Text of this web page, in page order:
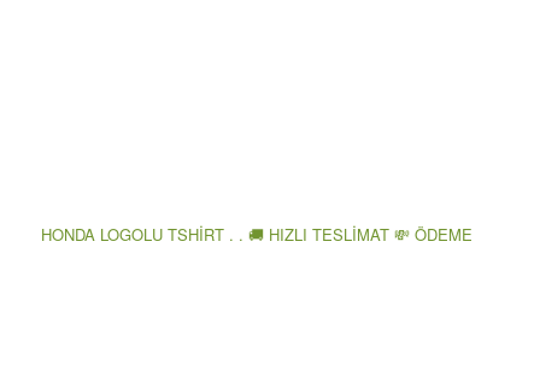
HONDA LOGOLU TSHİRT . . 🚚 HIZLI TESLİMAT 💸 ÖDEME